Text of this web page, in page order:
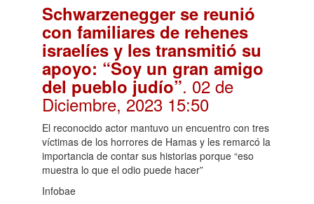
Schwarzenegger se reunió
con familiares de rehenes
israelíes y les transmitió su
apoyo: “Soy un gran amigo
del pueblo judío”. 02 de
Diciembre, 2023 15:50
El reconocido actor mantuvo un encuentro con tres
víctimas de los horrores de Hamas y les remarcó la
importancia de contar sus historias porque “eso
muestra lo que el odio puede hacer”
Infobae